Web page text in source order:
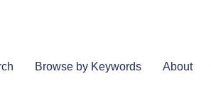
Browse by Keywords About